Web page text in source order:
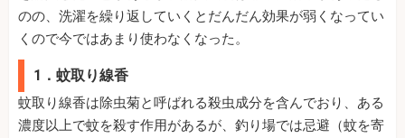
のの、洗濯を繰り返していくとだんだん効果が弱くなってい
くので今ではあまり使わなくなった。
1．蚊取り線香
蚊取り線香は除虫菊と呼ばれる殺虫成分を含んでおり、ある
濃度以上で蚊を殺す作用があるが、釣り場では忌避（蚊を寄